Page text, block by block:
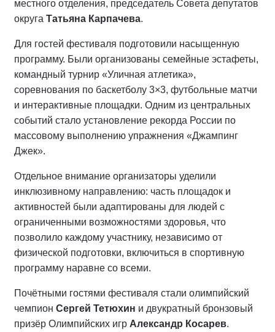
местного отделения, председатель Совета депутатов
округа Татьяна Карпачева.
Для гостей фестиваля подготовили насыщенную
программу. Были организованы семейные эстафеты,
командный турнир «Уличная атлетика»,
соревнования по баскетболу 3×3, футбольные матчи
и интерактивные площадки. Одним из центральных
событий стало установление рекорда России по
массовому выполнению упражнения «Джампинг
Джек».
Отдельное внимание организаторы уделили
инклюзивному направлению: часть площадок и
активностей были адаптированы для людей с
ограниченными возможностями здоровья, что
позволило каждому участнику, независимо от
физической подготовки, включиться в спортивную
программу наравне со всеми.
Почётными гостями фестиваля стали олимпийский
чемпион Сергей Тетюхин и двукратный бронзовый
призёр Олимпийских игр Александр Косарев.